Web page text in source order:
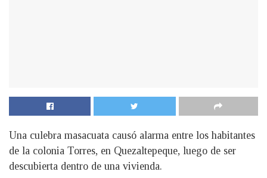
Una culebra masacuata causó alarma entre los habitantes
de la colonia Torres, en Quezaltepeque, luego de ser
descubierta dentro de una vivienda.